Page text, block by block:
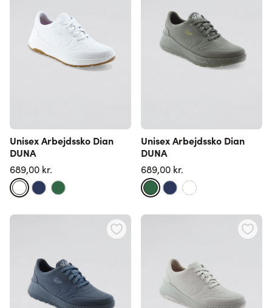
Unisex Arbejdssko Dian
DUNA
689,00 kr.
Unisex Arbejdssko Dian
DUNA
689,00 kr.